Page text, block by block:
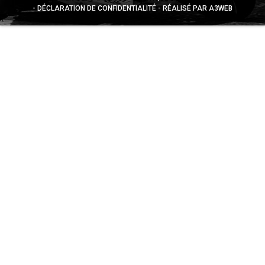
DÉCLARATION DE CONFIDENTIALITÉ
RÉALISÉ PAR A3WEB